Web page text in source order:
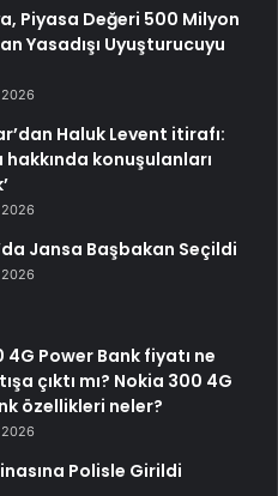
Piyasa Değeri 500 Milyon
Yasadışı Uyuşturucuyu
Haluk Levent itirafı:
hakkında konuşulanları
Jansa Başbakan Seçildi
4G Power Bank fiyatı ne
çıktı mı? Nokia 300 4G
özellikleri neler?
Polisle Girildi